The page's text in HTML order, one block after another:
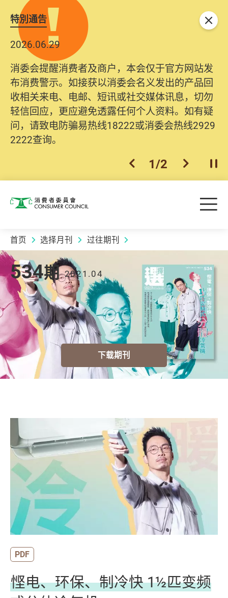
特別通告
2026.06.29
消委会提醒消费者及商户，本会仅于官方网站发
布消费警示。如接获以消委会名义发出的产品回
收相关来电、电邮、短讯或社交媒体讯息，切勿
轻信回应，更应避免透露任何个人资料。如有疑
问，请致电防骗易热线18222或消委会热线2929
2222查询。
上一个
1/2 下一个开
关闭
消费者委员会 目
首页 选择月刊 过往期刊
2021.04 | 534
534期 2021.04
下载期刊
PDF
悭电、环保、制冷快 1½匹变频